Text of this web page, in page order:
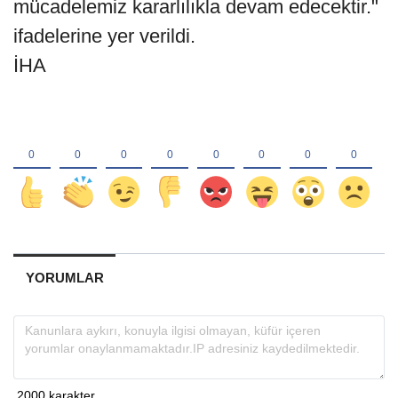
mücadelemiz kararlılıkla devam edecektir."
ifadelerine yer verildi.
İHA
YORUMLAR